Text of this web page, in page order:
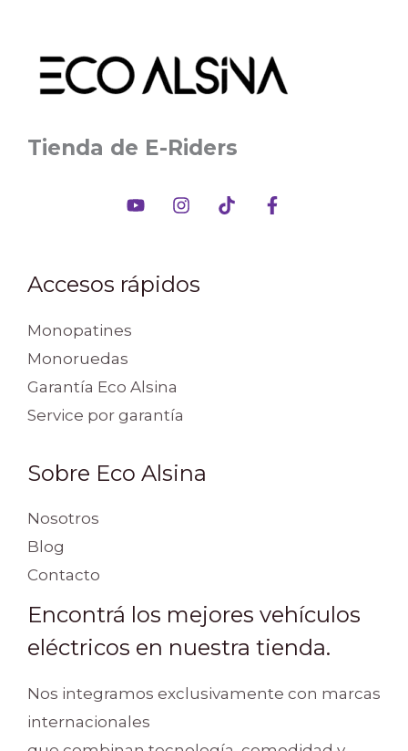
Tienda de E-Riders
Accesos rápidos
Monopatines
Monoruedas
Garantía Eco Alsina
Service por garantía
Sobre Eco Alsina
Nosotros
Blog
Contacto
Encontrá los mejores vehículos
eléctricos en nuestra tienda.
Nos integramos exclusivamente con marcas
internacionales